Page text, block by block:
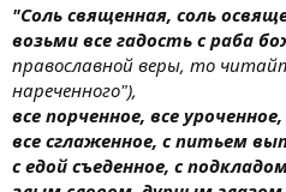
"Соль священная, соль
возьми все гадость с раба
православной веры, то
нареченного"),
все порченное, все
все сглаженное, с питьем
с едой съеденное, с